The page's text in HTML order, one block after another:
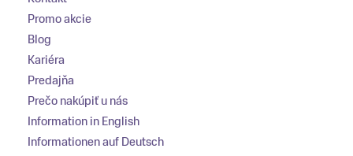
Promo akcie
Blog
Kariéra
Predajňa
Prečo nakúpiť u nás
Information in English
Informationen auf Deutsch